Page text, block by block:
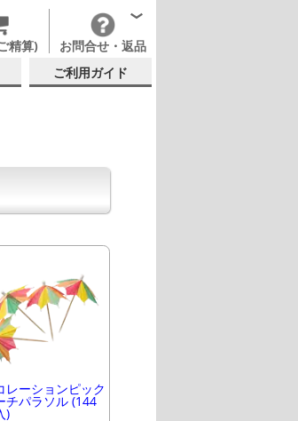
精算) お問合せ・返品
ご利用ガイド
レーションピック
チパラソル (144
)